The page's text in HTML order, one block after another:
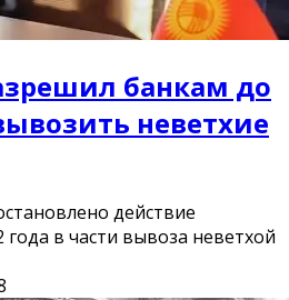
банкам до
неветхие
действие
года в части вывоза неветхой